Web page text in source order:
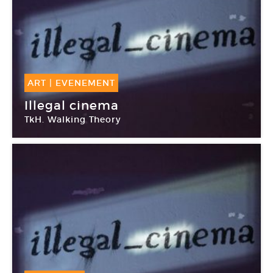
ART | EVENEMENT
20 Sep -25 Oct 2010
Illegal cinema
TkH. Walking Theory